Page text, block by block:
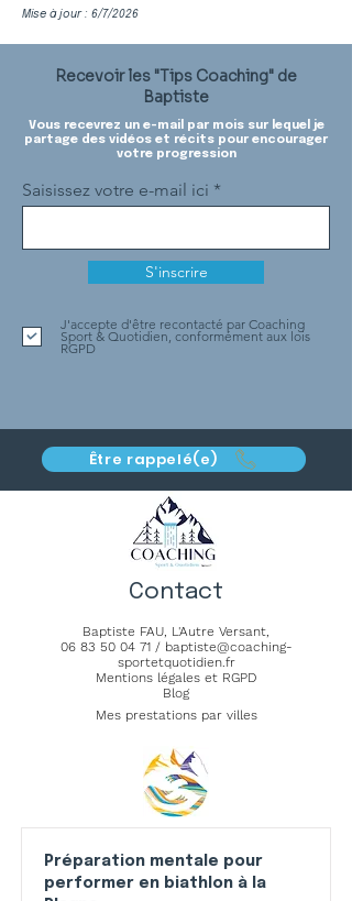
Mise à jour : 6/7/2026
Recevoir les "Tips Coaching" de
Baptiste
Vous recevrez un e-mail par mois sur lequel je
partage des vidéos et récits pour encourager
votre progression
Saisissez votre e-mail ici
S'inscrire
J'accepte d'être recontacté par Coaching
Sport & Quotidien, conformément aux lois
RGPD
Être rappelé(e)
Contact
Baptiste FAU, L'Autre Versant,
06 83 50 04 71/ baptiste@coaching-
sportetquotidien.fr
Mentions légales et RGPD
Blog
Mes prestations par villes
Préparation mentale pour
performer en biathlon à la